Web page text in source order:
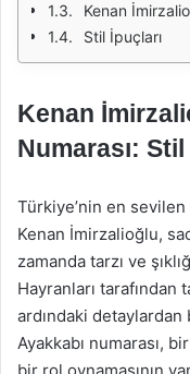
Kenan
Stil İpuçları
Kenan
Numarası: Stil
Türkiye’nin en
Kenan İmirzalioğlu,
zamanda tarzı ve
Hayranları
ardındaki detaylardan
Ayakkabı numarası,